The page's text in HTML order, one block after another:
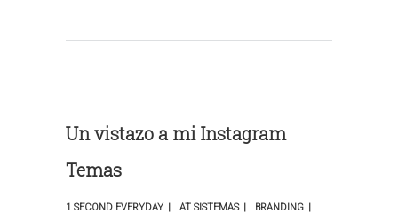
Un vistazo a mi Instagram
Temas
1 SECOND EVERYDAY AT SISTEMAS BRANDING